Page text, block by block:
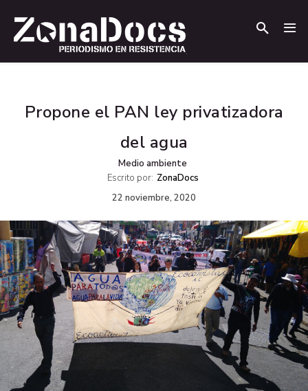
Propone el PAN ley privatizadora
del agua
Medio ambiente
Escrito por: ZonaDocs
22 noviembre, 2020